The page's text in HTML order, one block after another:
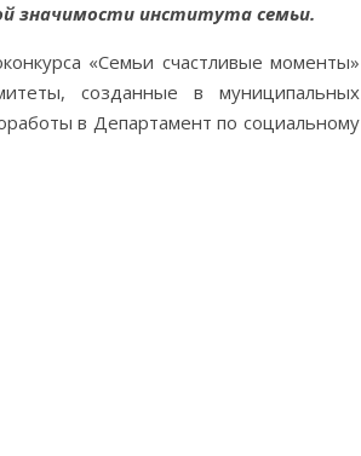
значимости института семьи.
«Семьи счастливые моменты»
созданные в муниципальных
в Департамент по социальному